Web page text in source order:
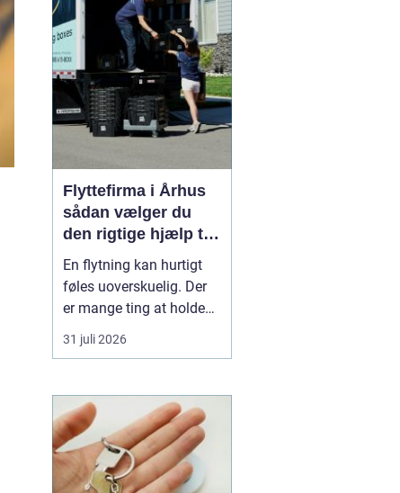
skaber en hyggelig
stemning, ...
Flyttefirma i Århus
sådan vælger du
den rigtige hjælp til
flytningen
En flytning kan hurtigt
føles uoverskuelig. Der
er mange ting at holde
styr på, og du skal både
have logistik, tidsplan og
kan etprofessionelt
flyttefirma i Århus gøre
forskellen mellem kaos...
31 juli 2026